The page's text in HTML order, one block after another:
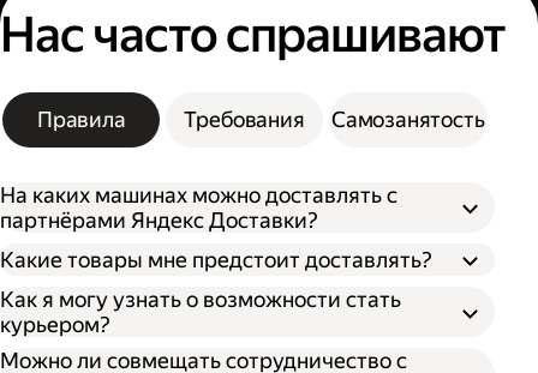
Нас часто спрашивают
Правила Требования Самозанятость
На каких машинах можно доставлять с
партнёрами Яндекс Доставки?
Какие товары мне предстоит доставлять?
Как я могу узнать о возможности стать
курьером?
Можно ли совмещать сотрудничество с